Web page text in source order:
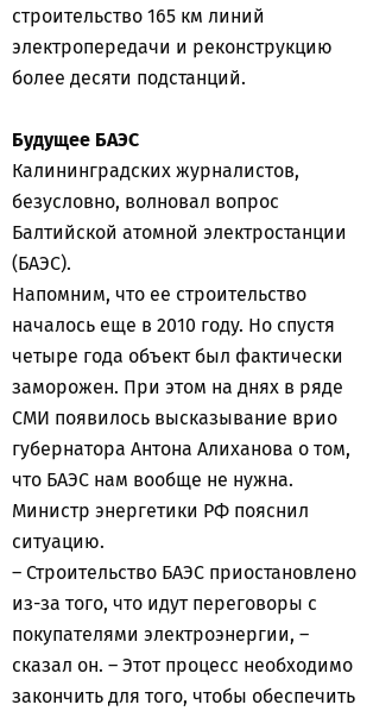
строительство 165 км линий
электропередачи и реконструкцию
более десяти подстанций.
Будущее БАЭС
Калининградских журналистов,
безусловно, волновал вопрос
Балтийской атомной электростанции
(БАЭС).
Напомним, что ее строительство
началось еще в 2010 году. Но спустя
четыре года объект был фактически
заморожен. При этом на днях в ряде
СМИ появилось высказывание врио
губернатора Антона Алиханова о том,
что БАЭС нам вообще не нужна.
Министр энергетики РФ пояснил
ситуацию.
– Строительство БАЭС приостановлено
из-за того, что идут переговоры с
покупателями электроэнергии, –
сказал он. – Этот процесс необходимо
закончить для того, чтобы обеспечить